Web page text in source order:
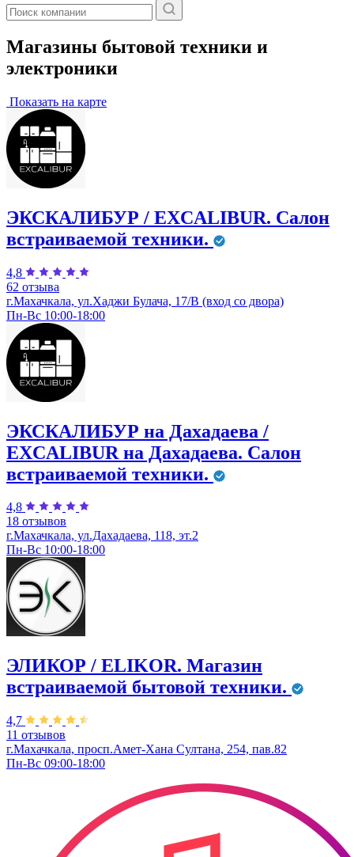
Магазины бытовой техники и
электроники
Показать на карте
ЭКСКАЛИБУР / EXCALIBUR. ​Салон
встраиваемой техники.
4,8
62 отзыва
г.Махачкала, ул.Хаджи Булача, 17/В (вход со двора)
Пн-Вс 10:00-18:00
ЭКСКАЛИБУР на Дахадаева /
EXCALIBUR на Дахадаева. ​Салон
встраиваемой техники.
4,8
18 отзывов
г.Махачкала, ул.Дахадаева, 118, эт.2
Пн-Вс 10:00-18:00
ЭЛИКОР / ELIKOR. Магазин
встраиваемой бытовой техники.
4,7
11 отзывов
г.Махачкала, просп.Амет-Хана Султана, 254, пав.82
Пн-Вс 09:00-18:00